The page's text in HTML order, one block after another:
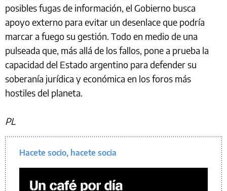
posibles fugas de información, el Gobierno busca
apoyo externo para evitar un desenlace que podría
marcar a fuego su gestión. Todo en medio de una
pulseada que, más allá de los fallos, pone a prueba la
capacidad del Estado argentino para defender su
soberanía jurídica y económica en los foros más
hostiles del planeta.
PL
Hacete socio, hacete socia